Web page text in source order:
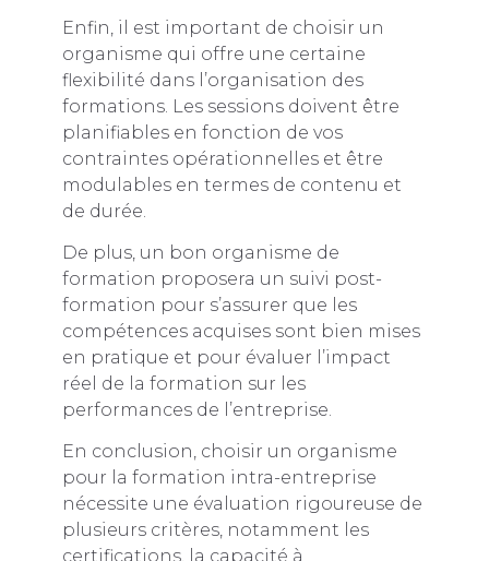
Enfin, il est important de choisir un
organisme qui offre une certaine
flexibilité dans l’organisation des
formations. Les sessions doivent être
planifiables en fonction de vos
contraintes opérationnelles et être
modulables en termes de contenu et
de durée.
De plus, un bon organisme de
formation proposera un suivi post-
formation pour s’assurer que les
compétences acquises sont bien mises
en pratique et pour évaluer l’impact
réel de la formation sur les
performances de l’entreprise.
En conclusion, choisir un organisme
pour la formation intra-entreprise
nécessite une évaluation rigoureuse de
plusieurs critères, notamment les
certifications, la capacité à